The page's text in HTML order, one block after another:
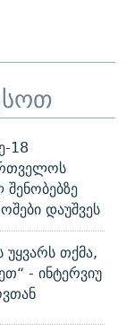
18
დაუშვეს
თქმა,
- ინტერვიუ